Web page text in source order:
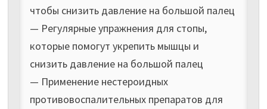
чтобы снизить давление на большой палец
— Регулярные упражнения для стопы,
которые помогут укрепить мышцы и
снизить давление на большой палец
— Применение нестероидных
противовоспалительных препаратов для